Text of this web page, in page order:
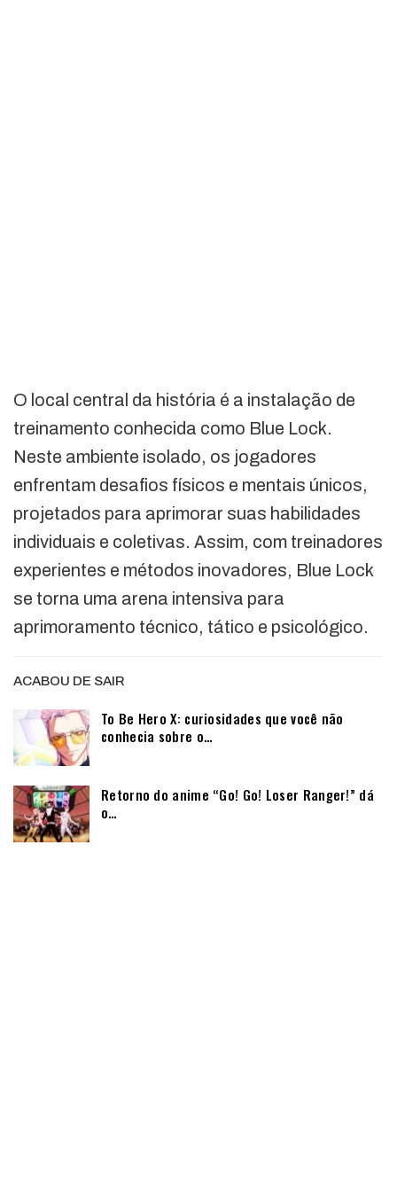
O local central da história é a instalação de
treinamento conhecida como Blue Lock.
Neste ambiente isolado, os jogadores
enfrentam desafios físicos e mentais únicos,
projetados para aprimorar suas habilidades
individuais e coletivas. Assim, com treinadores
experientes e métodos inovadores, Blue Lock
se torna uma arena intensiva para
aprimoramento técnico, tático e psicológico.
ACABOU DE SAIR
To Be Hero X: curiosidades que você não
conhecia sobre o…
Retorno do anime “Go! Go! Loser Ranger!” dá
o…